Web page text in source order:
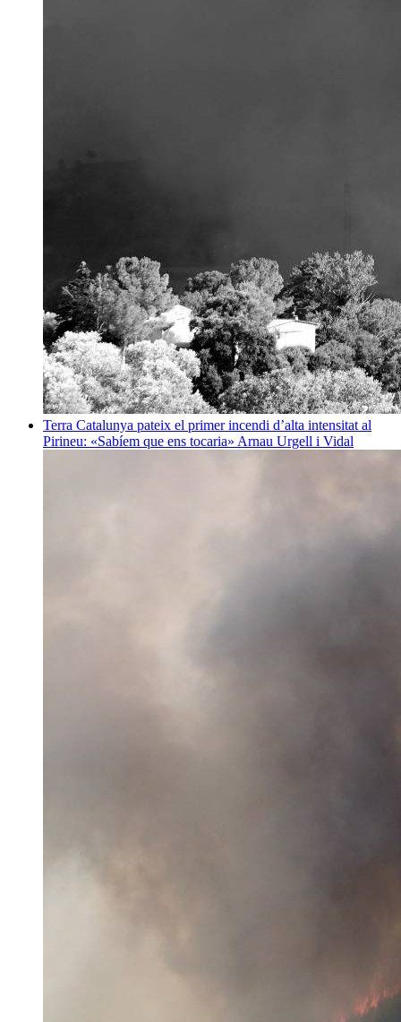
Terra Catalunya pateix el primer incendi d’alta intensitat al
Pirineu: «Sabíem que ens tocaria» Arnau Urgell i Vidal